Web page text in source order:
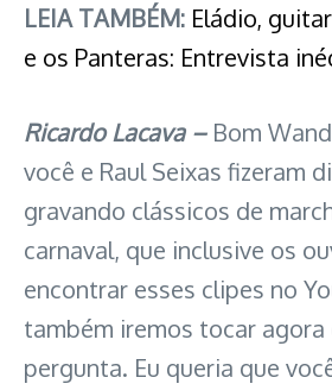
LEIA TAMBÉM: Eládio,
e os Panteras: Entrevista
Ricardo Lacava – Bom
você e Raul Seixas fizeram
gravando clássicos de
carnaval, que inclusive os
encontrar esses clipes no
também iremos tocar
pergunta. Eu queria que